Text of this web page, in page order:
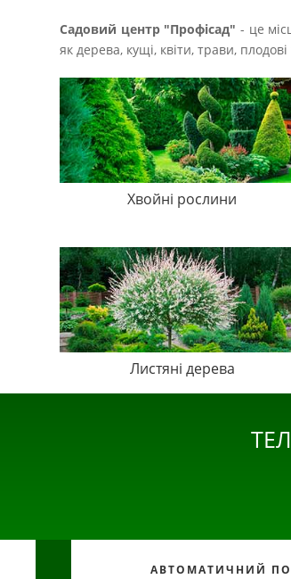
Садовий центр "Профісад" - це
як дерева, кущі, квіти, трави,
Хвойні рослини
Листяні дерева
АВТОМАТИЧНИЙ